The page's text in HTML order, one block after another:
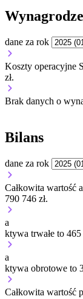
dane za rok
Koszty operacyjne
zł.
Brak danych o
Bilans
dane za rok
Całkowita wartość
790 746 zł.
a
ktywa trwałe to 465
a
ktywa obrotowe to
Całkowita wartość